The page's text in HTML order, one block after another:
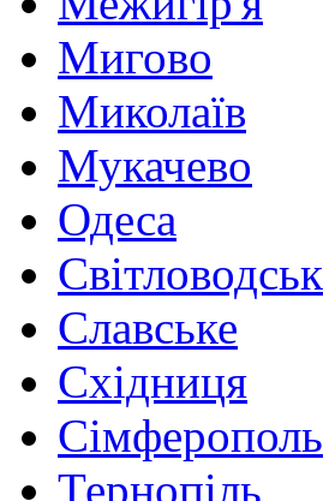
Мигово
Миколаїв
Мукачево
Одеса
Світловодськ
Славське
Східниця
Сімферополь
Тернопіль